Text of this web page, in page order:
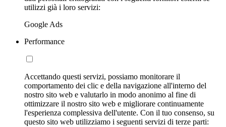
utilizzi già i loro servizi:
Google Ads
Performance
Accettando questi servizi, possiamo monitorare il
comportamento dei clic e della navigazione all'interno del
nostro sito web e valutarlo in modo anonimo al fine di
ottimizzare il nostro sito web e migliorare continuamente
l'esperienza complessiva dell'utente. Con il tuo consenso, su
questo sito web utilizziamo i seguenti servizi di terze parti: